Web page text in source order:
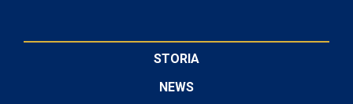
STORIA
NEWS